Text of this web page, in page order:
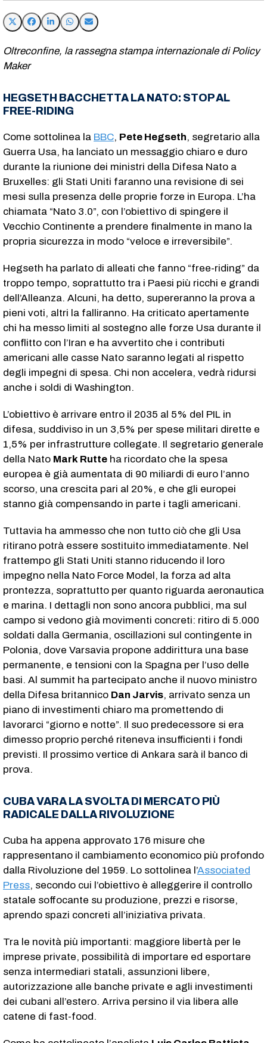
Oltreconfine, la rassegna stampa internazionale di Policy
Maker
HEGSETH BACCHETTA LA NATO: STOP AL
FREE-RIDING
Come sottolinea la BBC, Pete Hegseth, segretario alla
Guerra Usa, ha lanciato un messaggio chiaro e duro
durante la riunione dei ministri della Difesa Nato a
Bruxelles: gli Stati Uniti faranno una revisione di sei
mesi sulla presenza delle proprie forze in Europa. L’ha
chiamata “Nato 3.0”, con l’obiettivo di spingere il
Vecchio Continente a prendere finalmente in mano la
propria sicurezza in modo “veloce e irreversibile”.
Hegseth ha parlato di alleati che fanno “free-riding” da
troppo tempo, soprattutto tra i Paesi più ricchi e grandi
dell’Alleanza. Alcuni, ha detto, supereranno la prova a
pieni voti, altri la falliranno. Ha criticato apertamente
chi ha messo limiti al sostegno alle forze Usa durante il
conflitto con l’Iran e ha avvertito che i contributi
americani alle casse Nato saranno legati al rispetto
degli impegni di spesa. Chi non accelera, vedrà ridursi
anche i soldi di Washington.
L’obiettivo è arrivare entro il 2035 al 5% del PIL in
difesa, suddiviso in un 3,5% per spese militari dirette e
1,5% per infrastrutture collegate. Il segretario generale
della Nato Mark Rutte ha ricordato che la spesa
europea è già aumentata di 90 miliardi di euro l’anno
scorso, una crescita pari al 20%, e che gli europei
stanno già compensando in parte i tagli americani.
Tuttavia ha ammesso che non tutto ciò che gli Usa
ritirano potrà essere sostituito immediatamente. Nel
frattempo gli Stati Uniti stanno riducendo il loro
impegno nella Nato Force Model, la forza ad alta
prontezza, soprattutto per quanto riguarda aeronautica
e marina. I dettagli non sono ancora pubblici, ma sul
campo si vedono già movimenti concreti: ritiro di 5.000
soldati dalla Germania, oscillazioni sul contingente in
Polonia, dove Varsavia propone addirittura una base
permanente, e tensioni con la Spagna per l’uso delle
basi. Al summit ha partecipato anche il nuovo ministro
della Difesa britannico Dan Jarvis, arrivato senza un
piano di investimenti chiaro ma promettendo di
lavorarci “giorno e notte”. Il suo predecessore si era
dimesso proprio perché riteneva insufficienti i fondi
previsti. Il prossimo vertice di Ankara sarà il banco di
prova.
CUBA VARA LA SVOLTA DI MERCATO PIÙ
RADICALE DALLA RIVOLUZIONE
Cuba ha appena approvato 176 misure che
rappresentano il cambiamento economico più profondo
dalla Rivoluzione del 1959. Lo sottolinea l’Associated
Press, secondo cui l’obiettivo è alleggerire il controllo
statale soffocante su produzione, prezzi e risorse,
aprendo spazi concreti all’iniziativa privata.
Tra le novità più importanti: maggiore libertà per le
imprese private, possibilità di importare ed esportare
senza intermediari statali, assunzioni libere,
autorizzazione alle banche private e agli investimenti
dei cubani all’estero. Arriva persino il via libera alle
catene di fast-food.